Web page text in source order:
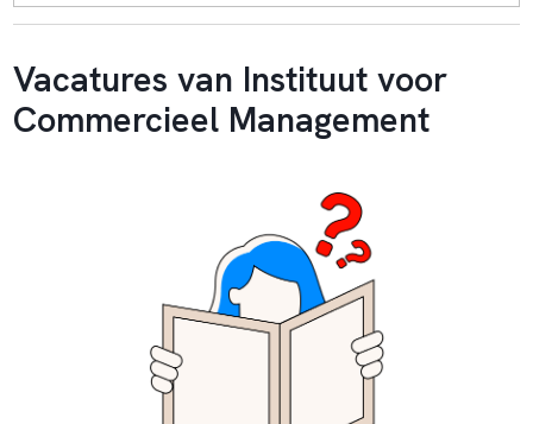
Vacatures van Instituut voor
Commercieel Management